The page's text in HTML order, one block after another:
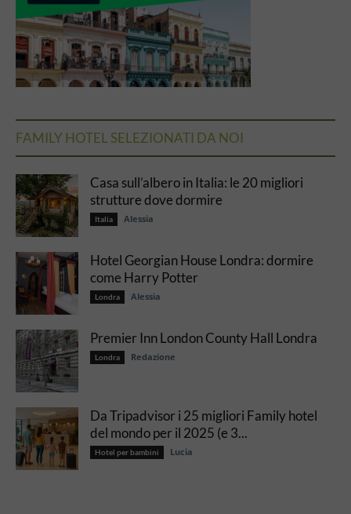
FAMILY HOTEL SELEZIONATI DA NOI
Casa sull’albero in Italia: le 20 migliori
strutture dove dormire
Italia Alessia
Hotel Georgian House Londra: dormire
come Harry Potter
Londra Alessia
Premier Inn London County Hall Londra
Londra Redazione
Da Tripadvisor i 25 migliori Family hotel
del mondo per il 2025 (e 3...
Hotel per bambini Lucia